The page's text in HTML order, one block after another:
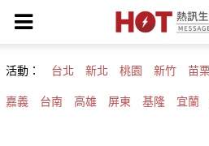
活動： 台北 新北 桃園 新竹 苗
嘉義 台南 高雄 屏東 基隆 宜蘭